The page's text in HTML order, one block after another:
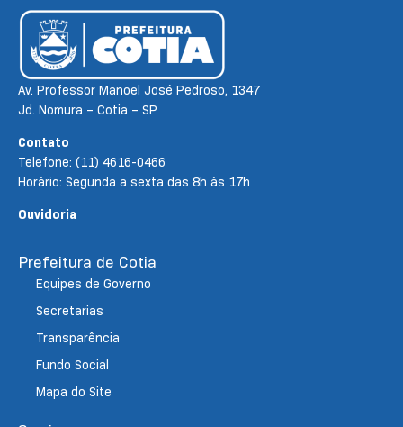
Av. Professor Manoel José Pedroso, 1347
Jd. Nomura – Cotia – SP
Contato
Telefone: (11) 4616-0466
Horário: Segunda a sexta das 8h às 17h
Ouvidoria
Prefeitura de Cotia
Equipes de Governo
Secretarias
Transparência
Fundo Social
Mapa do Site